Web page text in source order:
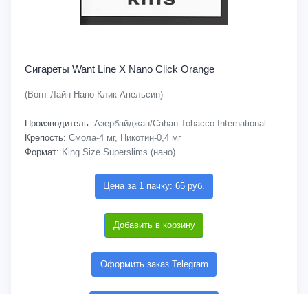
Сигареты Want Line X Nano Click Orange
(Вонт Лайн Нано Клик Апельсин)
Производитель: Азербайджан/Cahan Tobacco International
Крепость: Смола-4 мг, Никотин-0,4 мг
Формат: King Size Superslims (нано)
Цена за 1 пачку: 65 руб.
Добавить в корзину
Оформить заказ Telegram